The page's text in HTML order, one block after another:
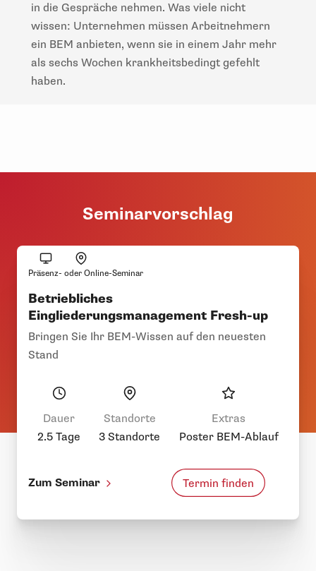
in die Gespräche nehmen. Was viele nicht
wissen: Unternehmen müssen Arbeitnehmern
ein BEM anbieten, wenn sie in einem Jahr mehr
als sechs Wochen krankheitsbedingt gefehlt
haben.
Seminarvorschlag
Präsenz- oder Online-Seminar
Betriebliches
Eingliederungsmanagement Fresh-up
Bringen Sie Ihr BEM-Wissen auf den neuesten
Stand
Dauer
2.5 Tage
Standorte
3 Standorte
Extras
Poster BEM-Ablauf
Zum Seminar Termin finden